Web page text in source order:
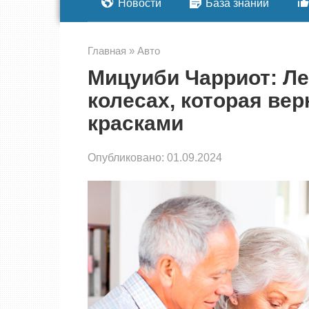
Новости База знаний
Главная » Авто
Мицуиби Чарриот:
колесах, которая
красками
Опубликовано: 01.09.2024